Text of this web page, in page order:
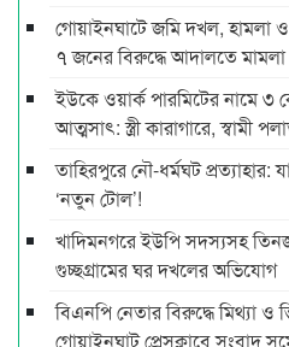
গোয়াইনঘাটে জমি দখল, হামলা
৭ জনের বিরুদ্ধে আদালতে মামলা
ইউকে ওয়ার্ক পারমিটের নামে ৩
আত্মসাৎ: স্ত্রী কারাগারে, স্বামী
তাহিরপুরে নৌ-ধর্মঘট প্রত্যাহার:
‘নতুন টোল’!
খাদিমনগরে ইউপি সদস্যসহ
গুচ্ছগ্রামের ঘর দখলের অভিযোগ
বিএনপি নেতার বিরুদ্ধে মিথ্যা ও
গোয়াইনঘাট প্রেসক্লাবে সংবাদ